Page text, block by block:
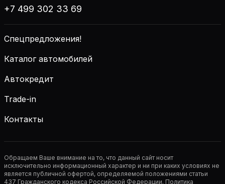
+7 499 302 33 69
Спецпредложения!
Каталог автомобилей
Автокредит
Trade-in
Контакты
Обращаем Ваше внимание на то, что данный сайт носит
исключительно информационный характер и ни при каких условиях не
является публичной офертой, определяемой положениями статьи
437 Гражданского кодекса Российской Федерации. Политика